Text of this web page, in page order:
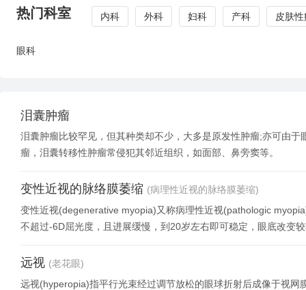
热门科室 内科 外科 妇科 产科 皮肤
眼科
泪囊肿瘤
泪囊肿瘤比较罕见，但其种类却不少，大多是原发性肿瘤;亦可由
瘤，泪囊转移性肿瘤常侵犯其邻近组织，如面部、鼻旁窦等。
变性近视的脉络膜萎缩 (病理性近视的脉络膜萎缩)
变性近视(degenerative myopia)又称病理性近视(pathologic
不超过-6D屈光度，且进展缓慢，到20岁左右即可稳定，眼底改变
远视 (老花眼)
远视(hyperopia)指平行光束经过调节放松的眼球折射后成像于视